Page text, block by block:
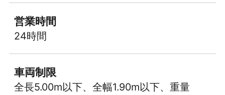
営業時間
24時間
車両制限
全長5.00m以下、全幅1.90m以下、重量